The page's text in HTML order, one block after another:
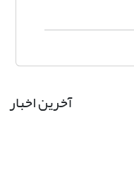
آخرین اخبار